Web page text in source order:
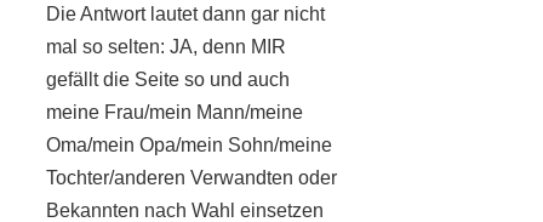
Die Antwort lautet dann gar nicht
mal so selten: JA, denn MIR
gefällt die Seite so und auch
meine Frau/mein Mann/meine
Oma/mein Opa/mein Sohn/meine
Tochter/anderen Verwandten oder
Bekannten nach Wahl einsetzen